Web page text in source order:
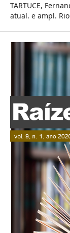
TARTUCE,
atual. e ampl.